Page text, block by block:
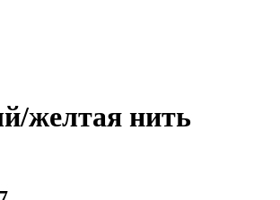
желтая нить